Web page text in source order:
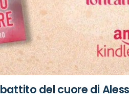
del cuore di